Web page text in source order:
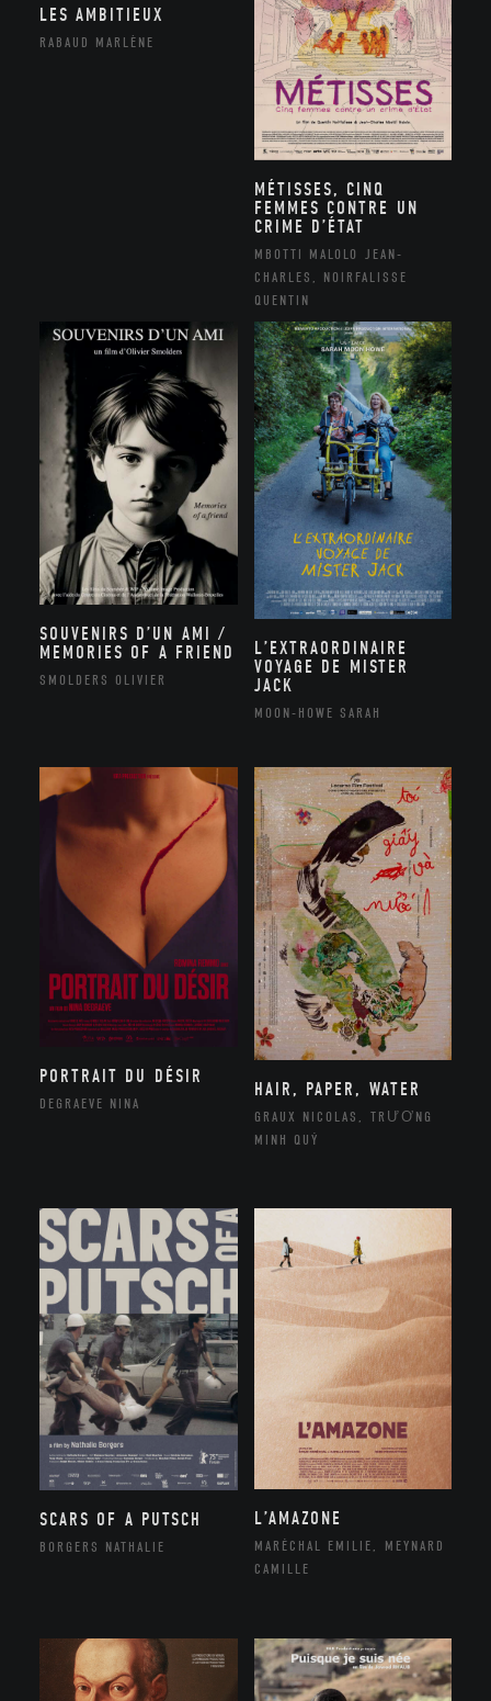
LES AMBITIEUX
RABAUD MARLÈNE
MÉTISSES, CINQ
FEMMES CONTRE UN
CRIME D’ÉTAT
MBOTTI MALOLO JEAN-
CHARLES, NOIRFALISSE
QUENTIN
SOUVENIRS D’UN AMI /
MEMORIES OF A FRIEND
SMOLDERS OLIVIER
L’EXTRAORDINAIRE
VOYAGE DE MISTER
JACK
MOON-HOWE SARAH
PORTRAIT DU DÉSIR
DEGRAEVE NINA
HAIR, PAPER, WATER
GRAUX NICOLAS, TRƯƠNG
MINH QUÝ
SCARS OF A PUTSCH
BORGERS NATHALIE
L’AMAZONE
MARÉCHAL EMILIE, MEYNARD
CAMILLE